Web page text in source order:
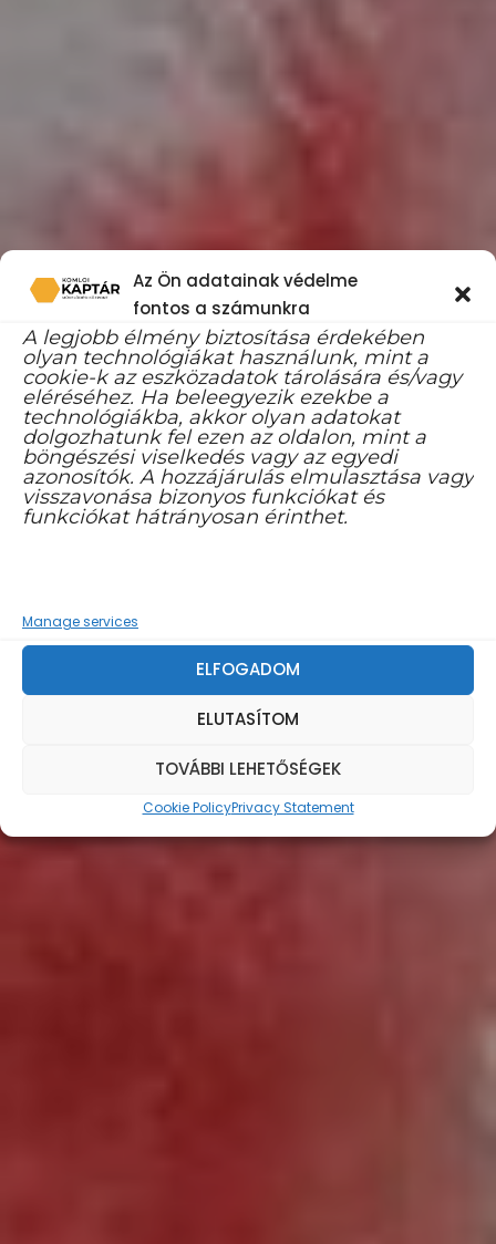
Az Ön adatainak védelme
fontos a számunkra
A legjobb élmény biztosítása érdekében
olyan technológiákat használunk, mint a
cookie-k az eszközadatok tárolására és/vagy
eléréséhez. Ha beleegyezik ezekbe a
technológiákba, akkor olyan adatokat
dolgozhatunk fel ezen az oldalon, mint a
böngészési viselkedés vagy az egyedi
azonosítók. A hozzájárulás elmulasztása vagy
visszavonása bizonyos funkciókat és
funkciókat hátrányosan érinthet.
Manage services
ELFOGADOM
ELUTASÍTOM
TOVÁBBI LEHETŐSÉGEK
Cookie PolicyPrivacy Statement
ROCK CONCERT
PARIS ENTERTAINMENT CLUB, PARIS, FRANCE
00
HOURS MINUTES
DETAILS BUY TICKETS